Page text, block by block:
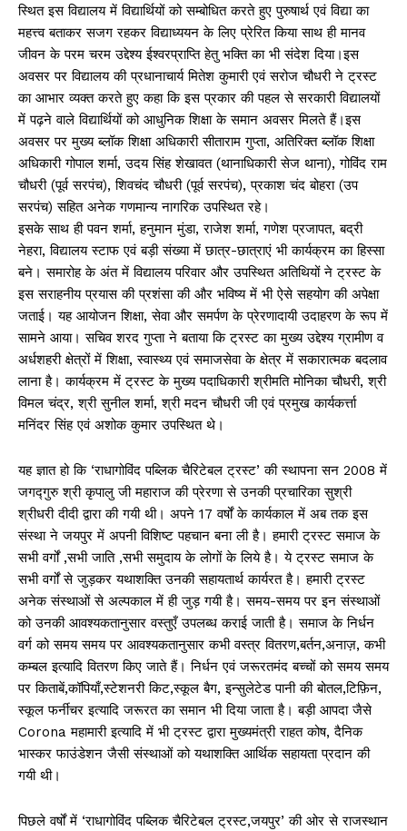
स्थित इस विद्यालय में विद्यार्थियों को सम्बोधित करते हुए पुरुषार्थ एवं विद्या का
महत्त्व बताकर सजग रहकर विद्याध्ययन के लिए प्रेरित किया साथ ही मानव
जीवन के परम चरम उद्देश्य ईश्वरप्राप्ति हेतु भक्ति का भी संदेश दिया।इस
अवसर पर विद्यालय की प्रधानाचार्य मितेश कुमारी एवं सरोज चौधरी ने ट्रस्ट
का आभार व्यक्त करते हुए कहा कि इस प्रकार की पहल से सरकारी विद्यालयों
में पढ़ने वाले विद्यार्थियों को आधुनिक शिक्षा के समान अवसर मिलते हैं।इस
अवसर पर मुख्य ब्लॉक शिक्षा अधिकारी सीताराम गुप्ता, अतिरिक्त ब्लॉक शिक्षा
अधिकारी गोपाल शर्मा, उदय सिंह शेखावत (थानाधिकारी सेज थाना), गोविंद राम
चौधरी (पूर्व सरपंच), शिवचंद चौधरी (पूर्व सरपंच), प्रकाश चंद बोहरा (उप
सरपंच) सहित अनेक गणमान्य नागरिक उपस्थित रहे।
इसके साथ ही पवन शर्मा, हनुमान मुंडा, राजेश शर्मा, गणेश प्रजापत, बद्री
नेहरा, विद्यालय स्टाफ एवं बड़ी संख्या में छात्र-छात्राएं भी कार्यक्रम का हिस्सा
बने। समारोह के अंत में विद्यालय परिवार और उपस्थित अतिथियों ने ट्रस्ट के
इस सराहनीय प्रयास की प्रशंसा की और भविष्य में भी ऐसे सहयोग की अपेक्षा
जताई। यह आयोजन शिक्षा, सेवा और समर्पण के प्रेरणादायी उदाहरण के रूप में
सामने आया। सचिव शरद गुप्ता ने बताया कि ट्रस्ट का मुख्य उद्देश्य ग्रामीण व
अर्धशहरी क्षेत्रों में शिक्षा, स्वास्थ्य एवं समाजसेवा के क्षेत्र में सकारात्मक बदलाव
लाना है। कार्यक्रम में ट्रस्ट के मुख्य पदाधिकारी श्रीमति मोनिका चौधरी, श्री
विमल चंद्र, श्री सुनील शर्मा, श्री मदन चौधरी जी एवं प्रमुख कार्यकर्त्ता
मनिंदर सिंह एवं अशोक कुमार उपस्थित थे।
यह ज्ञात हो कि ‘राधागोविंद पब्लिक चैरिटेबल ट्रस्ट’ की स्थापना सन 2008 में
जगद्गुरु श्री कृपालु जी महाराज की प्रेरणा से उनकी प्रचारिका सुश्री
श्रीधरी दीदी द्वारा की गयी थी। अपने 17 वर्षों के कार्यकाल में अब तक इस
संस्था ने जयपुर में अपनी विशिष्ट पहचान बना ली है। हमारी ट्रस्ट समाज के
सभी वर्गों ,सभी जाति ,सभी समुदाय के लोगों के लिये है। ये ट्रस्ट समाज के
सभी वर्गों से जुड़कर यथाशक्ति उनकी सहायतार्थ कार्यरत है। हमारी ट्रस्ट
अनेक संस्थाओं से अल्पकाल में ही जुड़ गयी है। समय-समय पर इन संस्थाओं
को उनकी आवश्यकतानुसार वस्तुएँ उपलब्ध कराई जाती है। समाज के निर्धन
वर्ग को समय समय पर आवश्यकतानुसार कभी वस्त्र वितरण,बर्तन,अनाज़, कभी
कम्बल इत्यादि वितरण किए जाते हैं। निर्धन एवं जरूरतमंद बच्चों को समय समय
पर किताबें,कॉपियाँ,स्टेशनरी किट,स्कूल बैग, इन्सुलेटेड पानी की बोतल,टिफ़िन,
स्कूल फर्नीचर इत्यादि जरूरत का समान भी दिया जाता है। बड़ी आपदा जैसे
Corona महामारी इत्यादि में भी ट्रस्ट द्वारा मुख्यमंत्री राहत कोष, दैनिक
भास्कर फाउंडेशन जैसी संस्थाओं को यथाशक्ति आर्थिक सहायता प्रदान की
गयी थी।
पिछले वर्षों में ‘राधागोविंद पब्लिक चैरिटेबल ट्रस्ट,जयपुर’ की ओर से राजस्थान